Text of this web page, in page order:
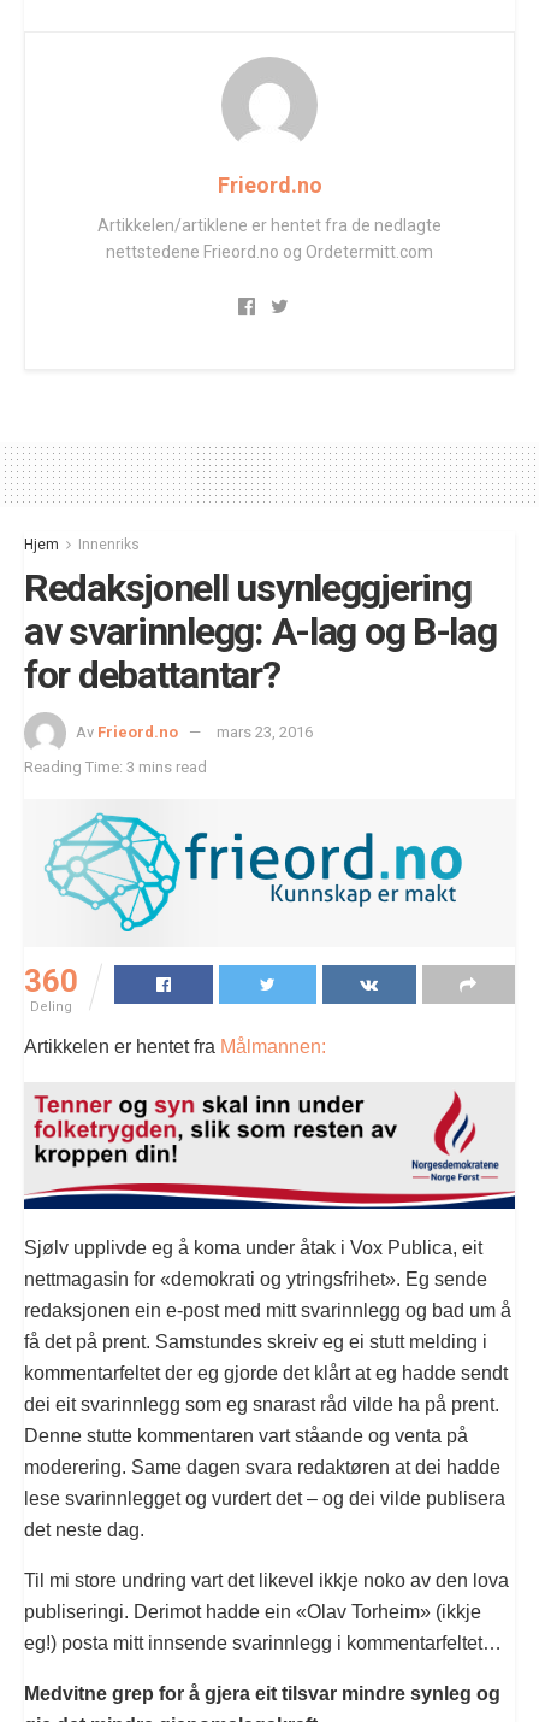
Frieord.no
Artikkelen/artiklene er hentet fra de nedlagte
nettstedene Frieord.no og Ordetermitt.com
Hjem Innenriks
Redaksjonell usynleggjering
av svarinnlegg: A-lag og B-lag
for debattantar?
Av Frieord.no
mars 23, 2016
Reading Time: 3 mins read
360
Deling
Artikkelen er hentet fra Målmannen:
Sjølv upplivde eg å koma under åtak i Vox Publica, eit
nettmagasin for «demokrati og ytringsfrihet». Eg sende
redaksjonen ein e-post med mitt svarinnlegg og bad um å
få det på prent. Samstundes skreiv eg ei stutt melding i
kommentarfeltet der eg gjorde det klårt at eg hadde sendt
dei eit svarinnlegg som eg snarast råd vilde ha på prent.
Denne stutte kommentaren vart ståande og venta på
moderering. Same dagen svara redaktøren at dei hadde
lese svarinnlegget og vurdert det – og dei vilde publisera
det neste dag.
Til mi store undring vart det likevel ikkje noko av den lova
publiseringi. Derimot hadde ein «Olav Torheim» (ikkje
eg!) posta mitt innsende svarinnlegg i kommentarfeltet…
Medvitne grep for å gjera eit tilsvar mindre synleg og